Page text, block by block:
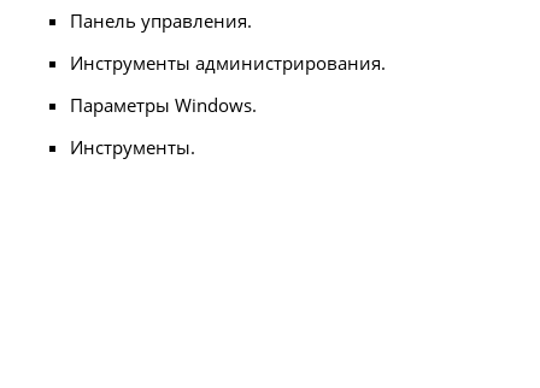
Панель управления.
Инструменты администрирования.
Параметры Windows.
Инструменты.